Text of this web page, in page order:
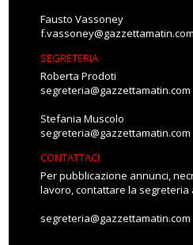
Fausto Vassoney
f.vassoney@gazzettamatin.com
SEGRETERIA
Roberta Prodoti
segreteria@gazzettamatin.com
Stefania Muscolo
segreteria@gazzettamatin.com
CONTATTACI
Per pubblicazione annunci,
lavoro, contattare la segreteria
segreteria@gazzettamatin.com